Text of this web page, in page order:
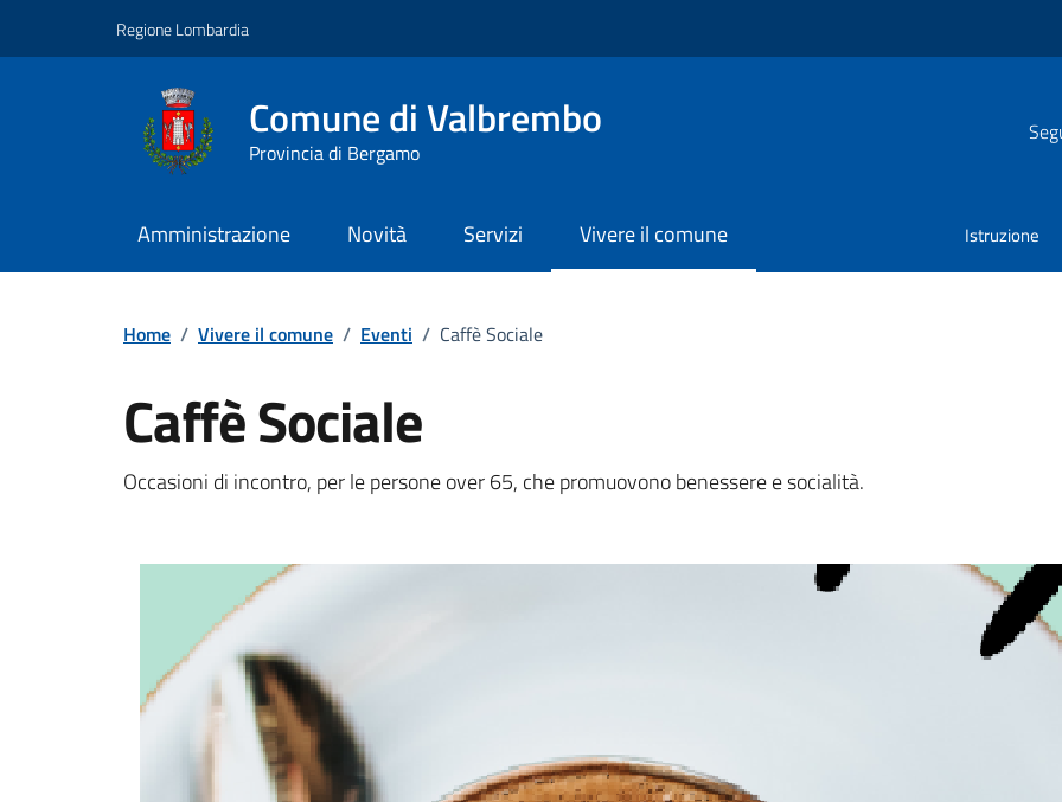
Regione Lombardia
Comune di Valbrembo
Provincia di Bergamo
Amministrazione Novità Servizi Vivere il comune Istruzione
Home / Vivere il comune / Eventi / Caffè Sociale
Caffè Sociale
Dettagli della notizia
Occasioni di incontro, per le persone over 65, che promuovono benessere e socialità.